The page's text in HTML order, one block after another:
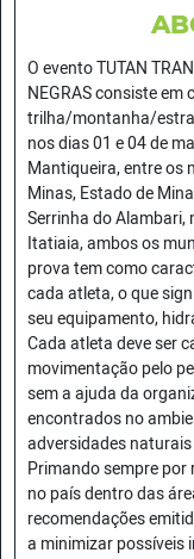
O evento TUTAN
NEGRAS consiste em
trilha/montanha/
nos dias 01 e 04 de
Mantiqueira, entre os
Minas, Estado de
Serrinha do Alambari,
Itatiaia, ambos os
prova tem como
cada atleta, o que
seu equipamento,
Cada atleta deve ser
movimentação pelo
sem a ajuda da
encontrados no
adversidades
Primando sempre
no país dentro das
recomendações
a minimizar possíveis